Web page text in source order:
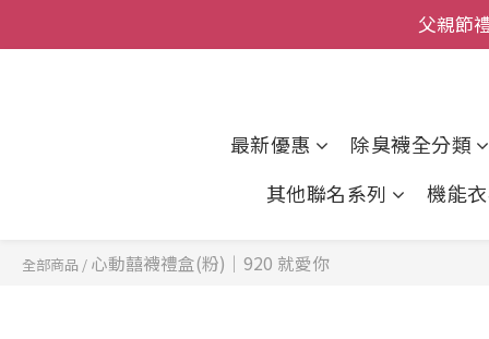
全
父親節
最新優惠
除臭襪全分類
其他聯名系列
機能
全部商品 / 心動囍襪禮盒(粉)｜920 就愛你